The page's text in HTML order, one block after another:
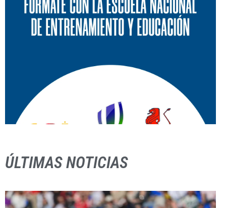
ÚLTIMAS NOTICIAS